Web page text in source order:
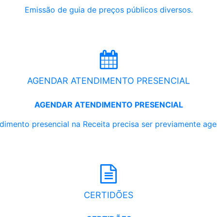
Emissão de guia de preços públicos diversos.
AGENDAR ATENDIMENTO PRESENCIAL
AGENDAR ATENDIMENTO PRESENCIAL
presencial na Receita precisa ser previamente
CERTIDÕES